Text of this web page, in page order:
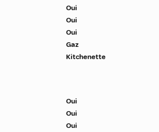
Oui
Oui
Oui
Gaz
Kitchenette
Oui
Oui
Oui